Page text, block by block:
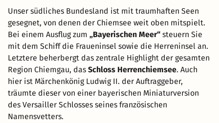
Unser südliches Bundesland ist mit traumhaften Seen
gesegnet, von denen der Chiemsee weit oben mitspielt.
Bei einem Ausflug zum „Bayerischen Meer“ steuern Sie
mit dem Schiff die Fraueninsel sowie die Herreninsel an.
Letztere beherbergt das zentrale Highlight der gesamten
Region Chiemgau, das Schloss Herrenchiemsee. Auch
hier ist Märchenkönig Ludwig II. der Auftraggeber,
träumte dieser von einer bayerischen Miniaturversion
des Versailler Schlosses seines französischen
Namensvetters.